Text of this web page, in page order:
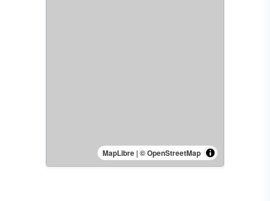
MapLibre | © OpenStreetMap